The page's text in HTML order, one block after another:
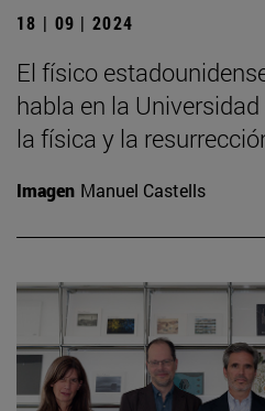
18 | 09 | 2024
El físico
habla en la
la física y la
Imagen Manuel Castells